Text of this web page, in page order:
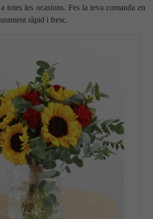
totes les ocasions. Fes la teva comanda en
ràpid i fresc.